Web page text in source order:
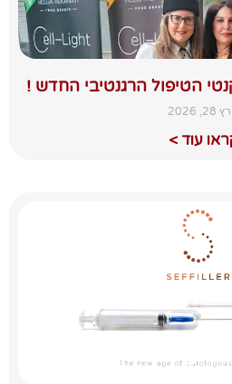
2026
עוד >